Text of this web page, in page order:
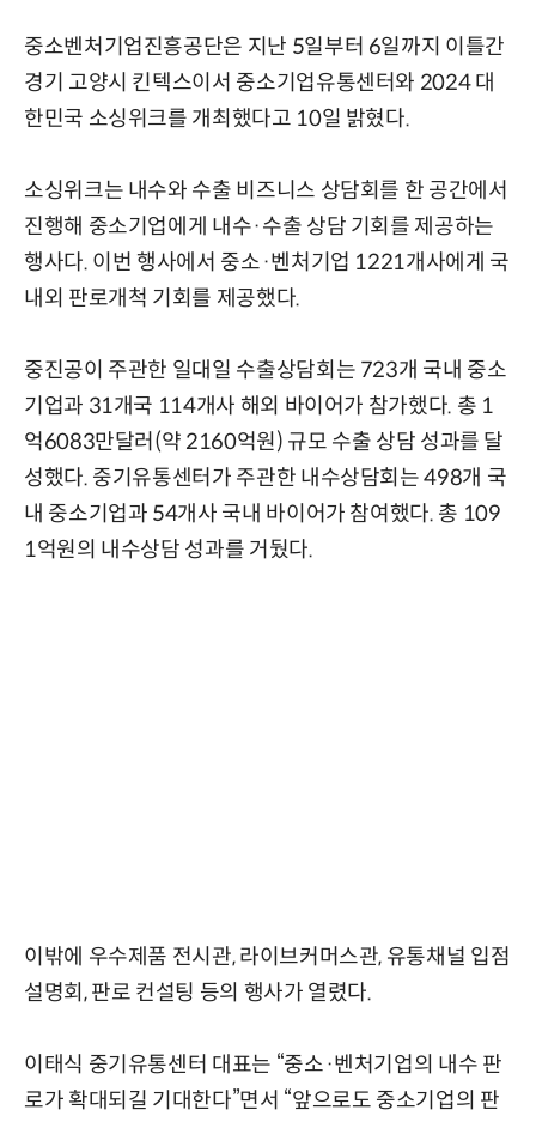
중소벤처기업진흥공단은 지난 5일부터 6일까지 이틀간
경기 고양시 킨텍스이서 중소기업유통센터와 2024 대
한민국 소싱위크를 개최했다고 10일 밝혔다.
소싱위크는 내수와 수출 비즈니스 상담회를 한 공간에서
진행해 중소기업에게 내수·수출 상담 기회를 제공하는
행사다. 이번 행사에서 중소·벤처기업 1221개사에게 국
내외 판로개척 기회를 제공했다.
중진공이 주관한 일대일 수출상담회는 723개 국내 중소
기업과 31개국 114개사 해외 바이어가 참가했다. 총 1
억6083만달러(약 2160억원) 규모 수출 상담 성과를 달
성했다. 중기유통센터가 주관한 내수상담회는 498개 국
내 중소기업과 54개사 국내 바이어가 참여했다. 총 109
1억원의 내수상담 성과를 거뒀다.
이밖에 우수제품 전시관, 라이브커머스관, 유통채널 입점
설명회, 판로 컨설팅 등의 행사가 열렸다.
이태식 중기유통센터 대표는 “중소·벤처기업의 내수 판
로가 확대되길 기대한다”면서 “앞으로도 중소기업의 판